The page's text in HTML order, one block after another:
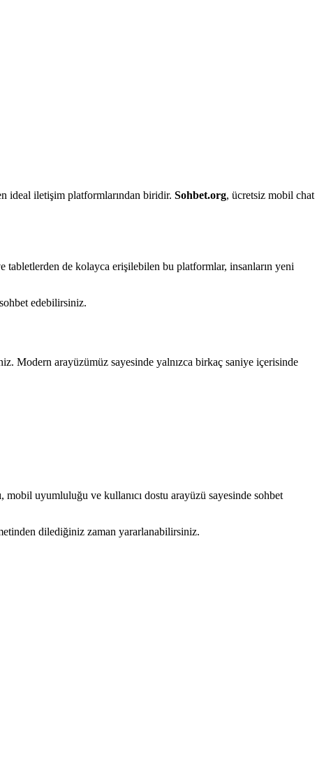
ideal iletişim platformlarından biridir. Sohbet.org, ücretsiz mobil chat
tabletlerden de kolayca erişilebilen bu platformlar, insanların yeni
edebilirsiniz.
Modern arayüzümüz sayesinde yalnızca birkaç saniye içerisinde
mobil uyumluluğu ve kullanıcı dostu arayüzü sayesinde sohbet
dilediğiniz zaman yararlanabilirsiniz.